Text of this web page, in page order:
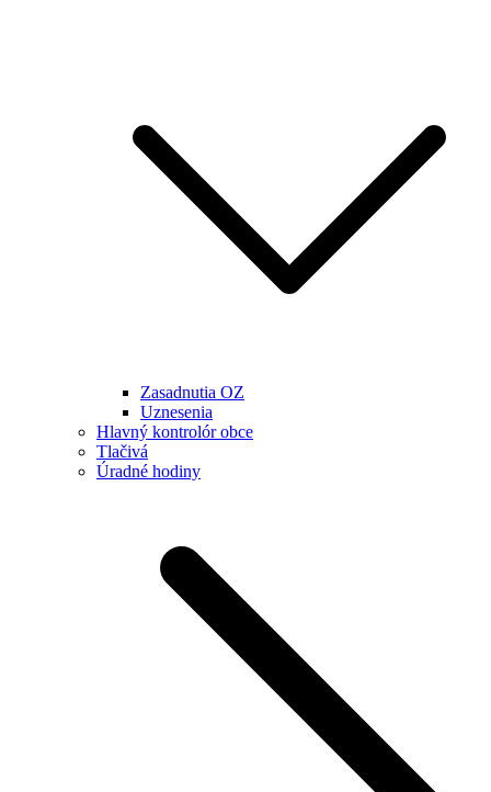
Zasadnutia OZ
Uznesenia
Hlavný kontrolór obce
Tlačivá
Úradné hodiny